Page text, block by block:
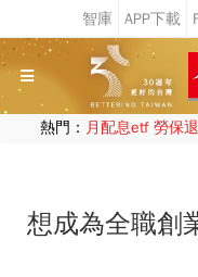
熱門： 月配息etf 勞保
想成為全職創